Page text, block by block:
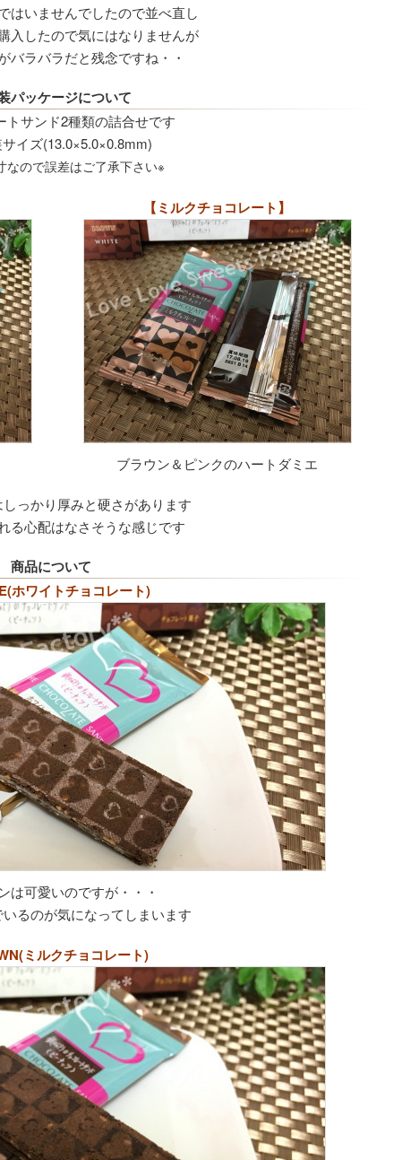
はいませんでしたので並べ直し
入したので気にはなりませんが
バラバラだと残念ですね・・
パッケージについて
トサンド2種類の詰合せです
イズ(13.0×5.0×0.8mm)
なので誤差はご了承下さい※
【ミルクチョコレート】
ブラウン＆ピンクのハートダミエ
っかり厚みと硬さがあります
る心配はなさそうな感じです
商品について
ホワイトチョコレート)
は可愛いのですが・・・
るのが気になってしまいます
ミルクチョコレート)